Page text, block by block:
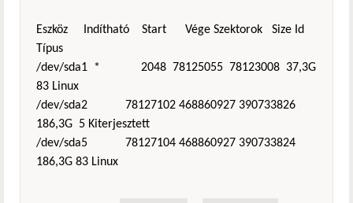
Eszköz Indítható Start Vége Szektorok Size Id
Típus
/dev/sda1 * 2048 78125055 78123008 37,3G
83 Linux
/dev/sda2 78127102 468860927 390733826
186,3G 5 Kiterjesztett
/dev/sda5 78127104 468860927 390733824
186,3G 83 Linux